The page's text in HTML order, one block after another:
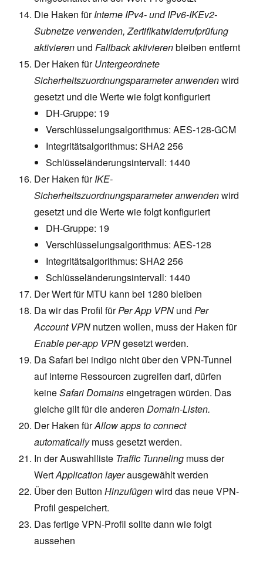
Die Haken fürInterne IPv4- und IPv6-IKEv2-
Subnetze verwenden, Zertifikatwiderrufprüfung
aktivieren undFallback aktivierenbleiben entfernt
Der Haken fürUntergeordnete
Sicherheitszuordnungsparameter anwendenwird
gesetzt und die Werte wie folgt konfiguriert
DH-Gruppe: 19
Verschlüsselungsalgorithmus: AES-128-GCM
Integritätsalgorithmus: SHA2 256
Schlüsseländerungsintervall: 1440
Der Haken fürIKE-
Sicherheitszuordnungsparameter anwendenwird
gesetzt und die Werte wie folgt konfiguriert
DH-Gruppe: 19
Verschlüsselungsalgorithmus: AES-128
Integritätsalgorithmus: SHA2 256
Schlüsseländerungsintervall: 1440
Der Wert für MTU kann bei 1280 bleiben
Da wir das Profil fürPer App VPN undPer
Account VPN nutzen wollen, muss der Haken für
Enable per-app VPNgesetzt werden.
Da Safari bei indigo nicht über den VPN-Tunnel
auf interne Ressourcen zugreifen darf, dürfen
keineSafari Domainseingetragen würden. Das
gleiche gilt für die anderenDomain-Listen.
Der Haken fürAllow apps to connect
automaticallymuss gesetzt werden.
In der Auswahlliste Traffic Tunneling muss der
WertApplication layerausgewählt werden
Über den ButtonHinzufügenwird das neue VPN-
Profil gespeichert.
Das fertige VPN-Profil sollte dann wie folgt
aussehen